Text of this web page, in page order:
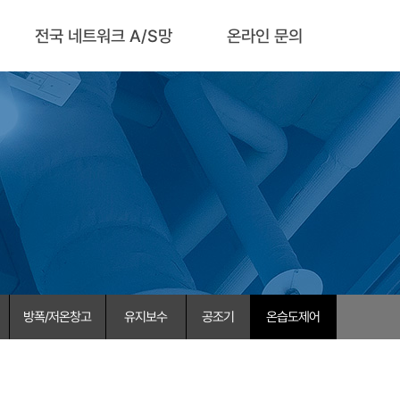
전국 네트워크 A/S망 온라인 문의
방폭/저온창고 유지보수 공조기 온습도제어